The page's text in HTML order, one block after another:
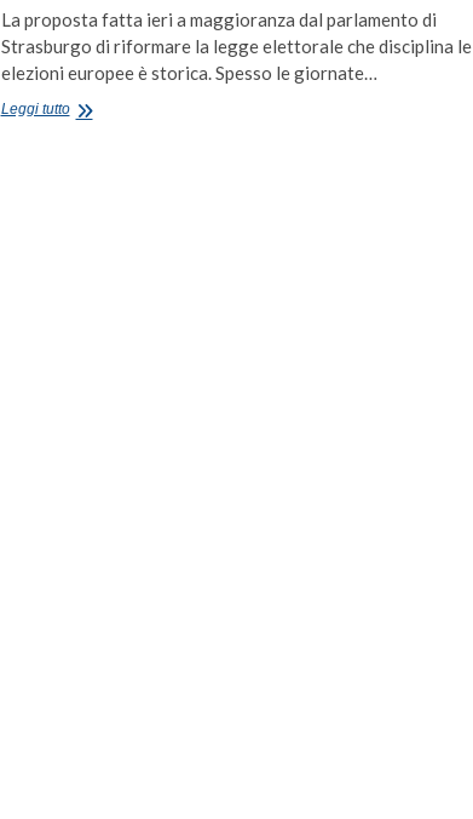
La proposta fatta ieri a maggioranza dal parlamento di
Strasburgo di riformare la legge elettorale che disciplina le
elezioni europee è storica. Spesso le giornate…
Leggi tuttoL’Europa